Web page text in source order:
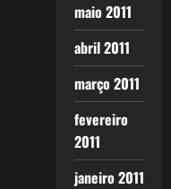
maio 2011
abril 2011
março 2011
fevereiro
2011
janeiro 2011